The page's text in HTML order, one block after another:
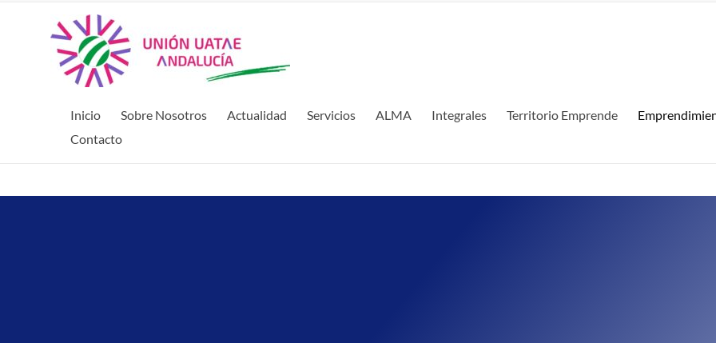
Inicio Sobre Nosotros Actualidad Servicios ALMA Integrales Territorio Emprende
Contacto